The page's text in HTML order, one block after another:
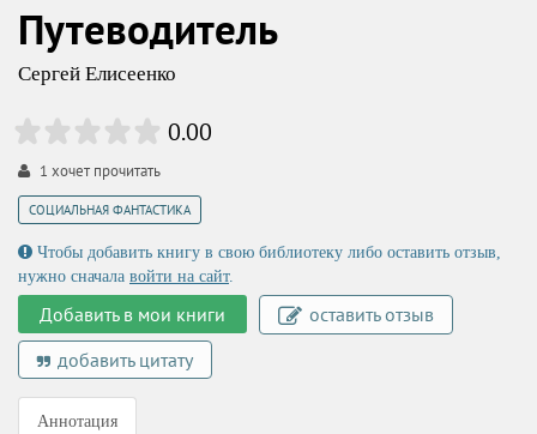
Путеводитель
Сергей Елисеенко
0.00
1 хочет прочитать
СОЦИАЛЬНАЯ ФАНТАСТИКА
Чтобы добавить книгу в свою библиотеку либо оставить отзыв,
нужно сначала войти на сайт.
Добавить в мои книги
оставить отзыв
добавить цитату
Аннотация